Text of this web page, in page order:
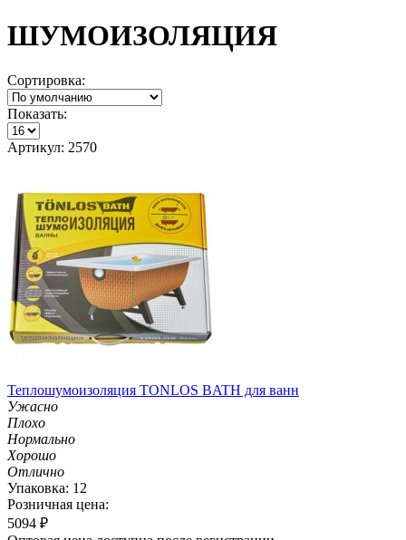
ШУМОИЗОЛЯЦИЯ
Сортировка:
Показать:
Артикул: 2570
Теплошумоизоляция TONLOS BATH для ванн
Ужасно
Плохо
Нормально
Хорошо
Отлично
Упаковка: 12
Розничная цена:
5094 ₽